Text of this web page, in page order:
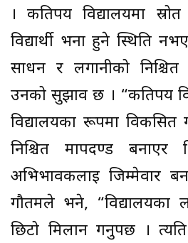
। कतिपय विद्यालयमा
विद्यार्थी भर्ना हुने स्थिति
साधन र लगानीको निश्चित
उनको सुझाव छ । “कतिपय
विद्यालयका रूपमा विकसित
निश्चित मापदण्ड
अभिभावकलाई जिम्मेवार
गौतमले भने, “विद्यालयका
छिटो मिलान गर्नुपर्छ ।